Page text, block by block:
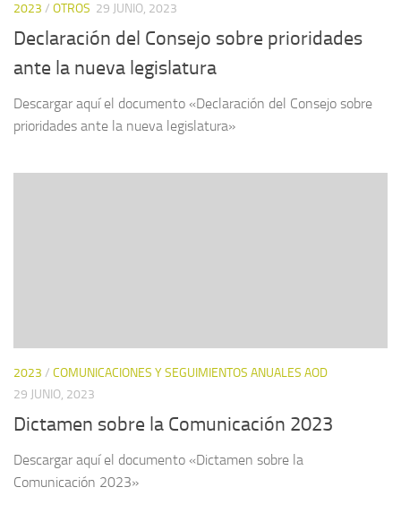
2023 / OTROS 29 JUNIO, 2023
Declaración del Consejo sobre prioridades
ante la nueva legislatura
Descargar aquí el documento «Declaración del Consejo sobre
prioridades ante la nueva legislatura»
2023 / COMUNICACIONES Y SEGUIMIENTOS ANUALES AOD
29 JUNIO, 2023
Dictamen sobre la Comunicación 2023
Descargar aquí el documento «Dictamen sobre la
Comunicación 2023»